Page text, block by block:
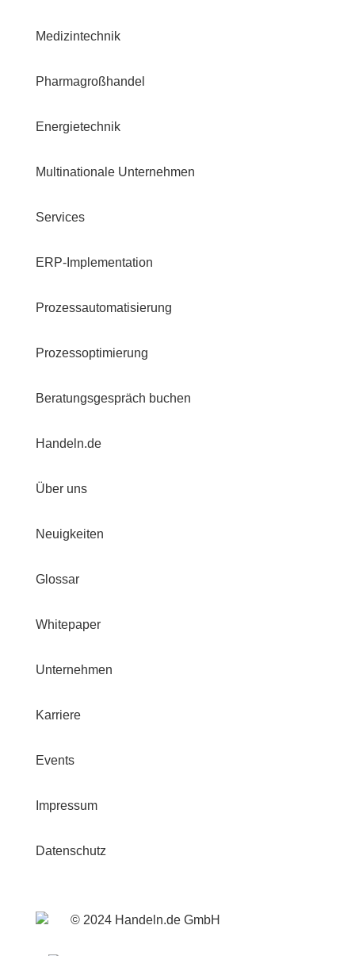
Medizintechnik
Pharmagroßhandel
Energietechnik
Multinationale Unternehmen
Services
ERP-Implementation
Prozessautomatisierung
Prozessoptimierung
Beratungsgespräch buchen
Handeln.de
Über uns
Neuigkeiten
Glossar
Whitepaper
Unternehmen
Karriere
Events
Impressum
Datenschutz
© 2024 Handeln.de GmbH